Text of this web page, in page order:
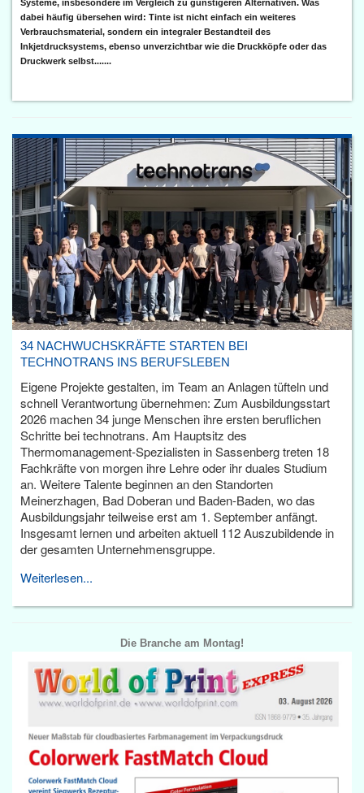
Systeme, insbesondere im Vergleich zu günstigeren Alternativen. Was
dabei häufig übersehen wird: Tinte ist nicht einfach ein weiteres
Verbrauchsmaterial, sondern ein integraler Bestandteil des
Inkjetdrucksystems, ebenso unverzichtbar wie die Druckköpfe oder das
Druckwerk selbst.......
34 NACHWUCHSKRÄFTE STARTEN BEI
TECHNOTRANS INS BERUFSLEBEN
Eigene Projekte gestalten, im Team an Anlagen tüfteln und
schnell Verantwortung übernehmen: Zum Ausbildungsstart
2026 machen 34 junge Menschen ihre ersten beruflichen
Schritte bei technotrans. Am Hauptsitz des
Thermomanagement-Spezialisten in Sassenberg treten 18
Fachkräfte von morgen ihre Lehre oder ihr duales Studium
an. Weitere Talente beginnen an den Standorten
Meinerzhagen, Bad Doberan und Baden-Baden, wo das
Ausbildungsjahr teilweise erst am 1. September anfängt.
Insgesamt lernen und arbeiten aktuell 112 Auszubildende in
der gesamten Unternehmensgruppe.
Weiterlesen...
Die Branche am Montag!